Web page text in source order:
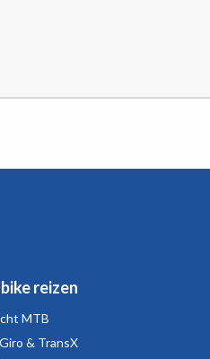
reizen
MTB
& TransX